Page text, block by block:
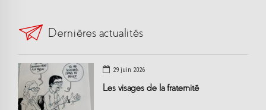
Dernières actualités
29 juin 2026
Les visages de la fraternité